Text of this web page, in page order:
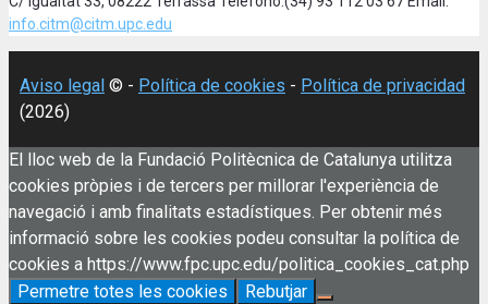
info.citm@citm.upc.edu
Aviso legal © - Política de cookies - Política de privacidad
(2026)
El lloc web de la Fundació Politècnica de Catalunya utilitza
cookies pròpies i de tercers per millorar l'experiència de
navegació i amb finalitats estadístiques. Per obtenir més
informació sobre les cookies podeu consultar la política de
cookies a https://www.fpc.upc.edu/politica_cookies_cat.php
Permetre totes les cookies
Rebutjar